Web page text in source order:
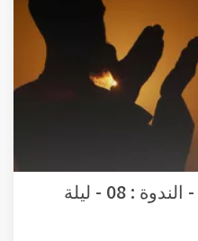
مختلفة لسورية الفضائية - الندوة : 08 - ليلة